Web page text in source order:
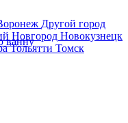
Другой город
Новгород Новокузнецк
Тольятти Томск
ванну